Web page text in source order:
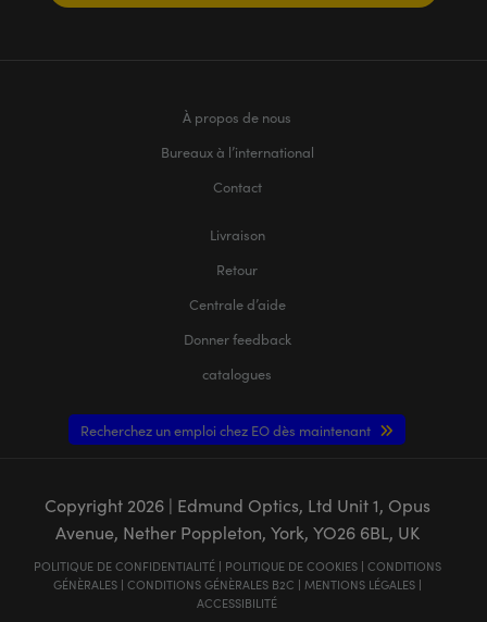
À propos de nous
Bureaux à l’international
Contact
Livraison
Retour
Centrale d’aide
Donner feedback
catalogues
Recherchez un emploi chez EO dès maintenant
Copyright 2026| Edmund Optics, Ltd Unit 1, Opus
Avenue, Nether Poppleton, York, YO26 6BL, UK
POLITIQUE DE CONFIDENTIALITÉ| POLITIQUE DE COOKIES| CONDITIONS
GÉNÈRALES| CONDITIONS GÉNÈRALES B2C | MENTIONS LÉGALES|
ACCESSIBILITÉ